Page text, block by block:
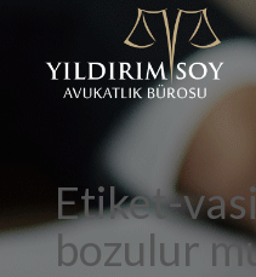
Etiket-
bozulur